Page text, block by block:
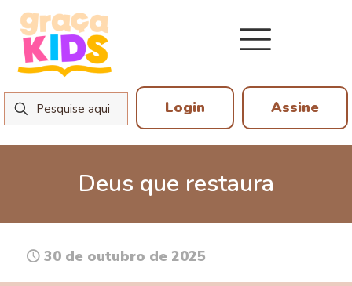
Login Assine
Deus que restaura
30 de outubro de 2025